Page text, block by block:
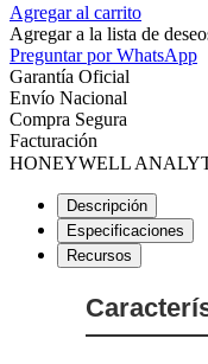
Agregar al carrito
Agregar a la lista de
Preguntar por WhatsApp
Garantía Oficial
Envío Nacional
Compra Segura
Facturación
HONEYWELL
Descripción
Especificaciones
Recursos